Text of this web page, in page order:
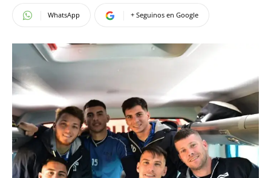
WhatsApp + Seguinos en Google